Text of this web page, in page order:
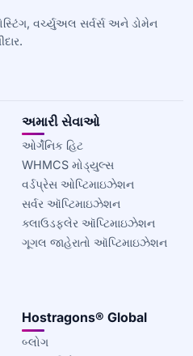
વર્ચ્યુઅલ સર્વર્સ અને ડોમેન
અમારી સેવાઓ
ઓર્ગેનિક હિટ
WHMCS મોડ્યુલ્સ
વર્ડપ્રેસ ઓપ્ટિમાઇઝેશન
સર્વર ઑપ્ટિમાઇઝેશન
ક્લાઉડફ્લેર ઑપ્ટિમાઇઝેશન
ગૂગલ જાહેરાતો ઑપ્ટિમાઇઝેશન
Hostragons® Global
બ્લોગ